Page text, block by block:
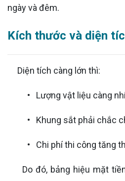
ngày và đêm.
Kích thước và diện
Diện tích càng lớn thì:
• Lượng vật liệu càng
• Khung sắt phải chắc
• Chi phí thi công tăng
Do đó, bảng hiệu mặt